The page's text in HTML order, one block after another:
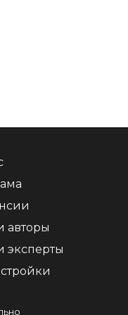
авторы
эксперты